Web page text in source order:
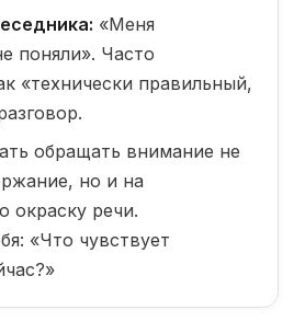
«Меня
поняли». Часто
«технически правильный,
обращать внимание не
но и на
окраску речи.
«Что чувствует